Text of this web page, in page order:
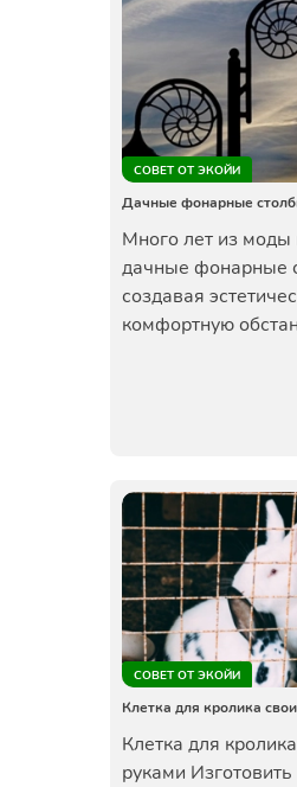
СОВЕТ ОТ ЭКОЙИ
Дачные фонарные
Много лет из моды
дачные фонарные
создавая
комфортную
СОВЕТ ОТ ЭКОЙИ
Клетка для кролика
Клетка для
руками Изготовить